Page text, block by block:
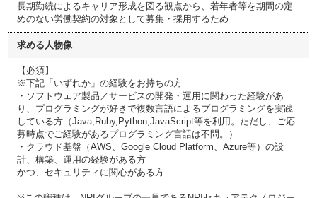
長期勤続によるキャリア形成を図る観点から、若年者等を期間の定
めのない労働契約の対象として募集・採用するため
求める人物像
【必須】
※下記「いずれか」の経験をお持ちの方
・ソフトウェア製品／サービスの開発・運用に関わった経験があ
り、プログラミングが好きで複数言語によるプログラミングを実践
している方（Java,Ruby,Python,JavaScript等を利用。ただし、ご応
募時点でご経験があるプログラミング言語は不問。）
・クラウド基盤（AWS、Google Cloud Platform、Azure等）の設
計、構築、運用の経験がある方
かつ、セキュリティに関心がある方